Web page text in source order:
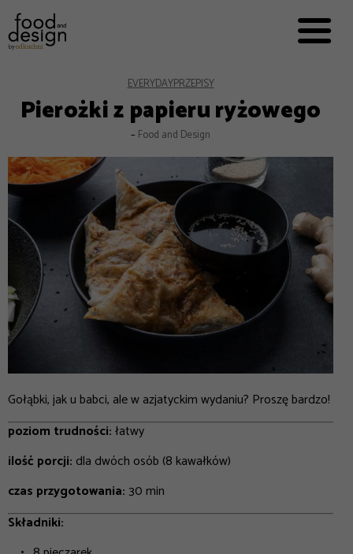


EKSPERCI
FOOD WORKING
O NAS
REKLAMA
EVERYDAYPRZEPISY
Pierożki z papieru ryżowego
– Food and Design
Gołąbki, jak u babci, ale w azjatyckim wydaniu? Proszę bardzo!
poziom trudności:łatwy
ilość porcji: dla dwóch osób (8 kawałków)
czas przygotowania: 30 min
Składniki: